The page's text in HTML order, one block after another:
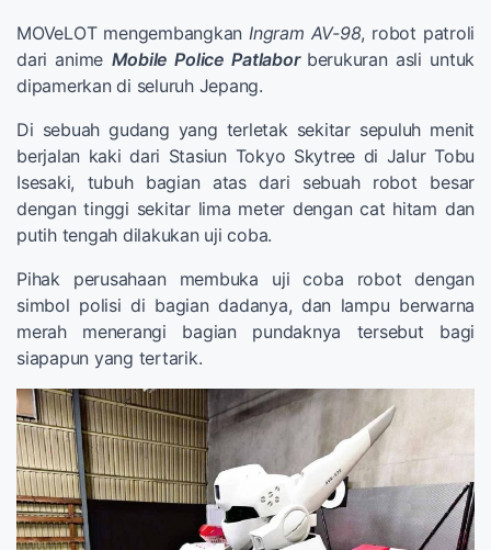
MOVeLOT mengembangkan Ingram AV-98, robot patroli
dari anime Mobile Police Patlabor berukuran asli untuk
dipamerkan di seluruh Jepang.
Di sebuah gudang yang terletak sekitar sepuluh menit
berjalan kaki dari Stasiun Tokyo Skytree di Jalur Tobu
Isesaki, tubuh bagian atas dari sebuah robot besar
dengan tinggi sekitar lima meter dengan cat hitam dan
putih tengah dilakukan uji coba.
Pihak perusahaan membuka uji coba robot dengan
simbol polisi di bagian dadanya, dan lampu berwarna
merah menerangi bagian pundaknya tersebut bagi
siapapun yang tertarik.